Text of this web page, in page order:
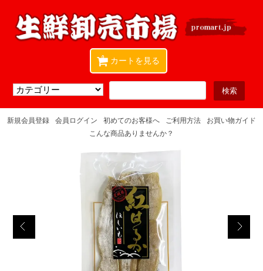
カートを見る
0
新規会員登録 会員ログイン 初めてのお客様へ ご利用方法
お買い物ガイド
こんな商品ありませんか？